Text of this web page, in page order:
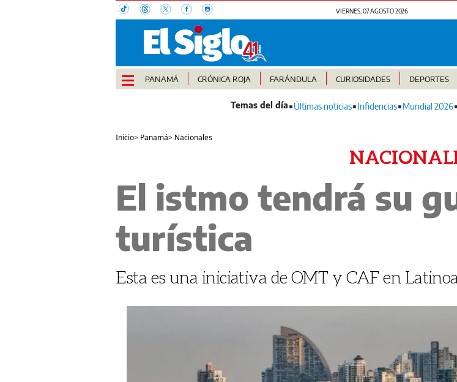
VIERNES, 07 AGOSTO 2026
PANAMÁ CRÓNICA ROJA FARÁNDULA CURIOSIDADES DEPORTES
Últimas noticias Infidencias Mundial 2026
Inicio> Panamá> Nacionales
El istmo tendrá su
turística
Esta es una iniciativa de OMT y CAF en